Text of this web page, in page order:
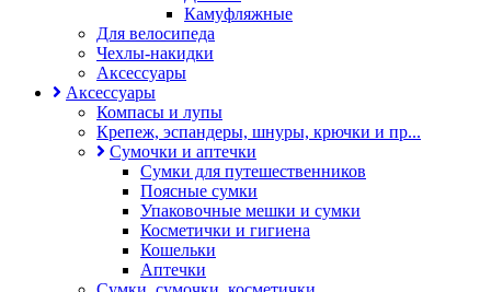
Камуфляжные
Для велосипеда
Чехлы-накидки
Аксессуары
Аксессуары
Компасы и лупы
Крепеж, эспандеры, шнуры, крючки и пр...
Сумочки и аптечки
Сумки для путешественников
Поясные сумки
Упаковочные мешки и сумки
Косметички и гигиена
Кошельки
Аптечки